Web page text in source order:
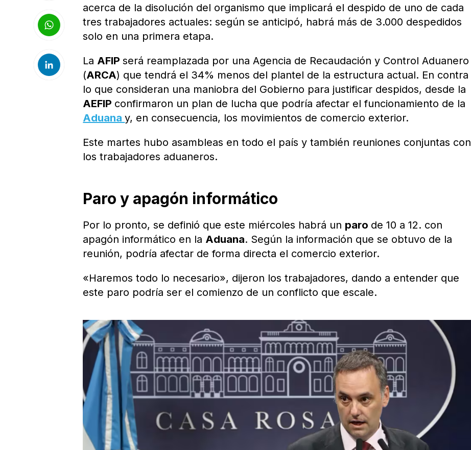
acerca de la disolución del organismo que implicará el despido de uno de cada
tres trabajadores actuales: según se anticipó, habrá más de 3.000 despedidos
solo en una primera etapa.
La AFIPserá reamplazada por una Agencia de Recaudación y Control Aduanero
(ARCA) que tendrá el 34% menos del plantel de la estructura actual. En contra
lo que consideran una maniobra del Gobierno para justificar despidos, desde la
AEFIP confirmaron un plan de lucha que podría afectar el funcionamiento de la
Aduanay, en consecuencia, los movimientos de comercio exterior.
Este martes hubo asambleas en todo el país y también reuniones conjuntas con
los trabajadores aduaneros.
Paro y apagón informático
Por lo pronto, se definió que este miércoles habrá un paro de 10 a 12. con
apagón informático en la Aduana. Según la información que se obtuvo de la
reunión, podría afectar de forma directa el comercio exterior.
«Haremos todo lo necesario», dijeron los trabajadores, dando a entender que
este paro podría ser el comienzo de un conflicto que escale.